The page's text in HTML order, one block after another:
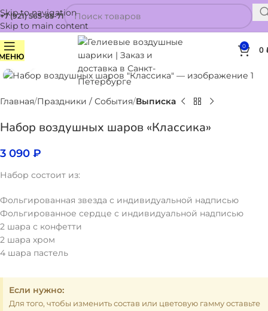
Skip to navigation
Skip to main content
+7 (921) 565-85-71
0 0
Нажмите, чтобы увеличить
Главная Праздники / События Выписка
Набор воздушных шаров «Классика»
3 090 ₽
Набор состоит из:
Фольгированная звезда с индивидуальной надписью
Фольгированное сердце с индивидуальной надписью
2 шара с конфетти
2 шара хром
4 шара пастель
Если нужно:
Для того, чтобы изменить состав или цветовую гамму оставьте